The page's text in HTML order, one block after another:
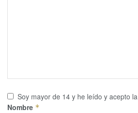
Soy mayor de 14 y he leído y acepto la
Nombre *